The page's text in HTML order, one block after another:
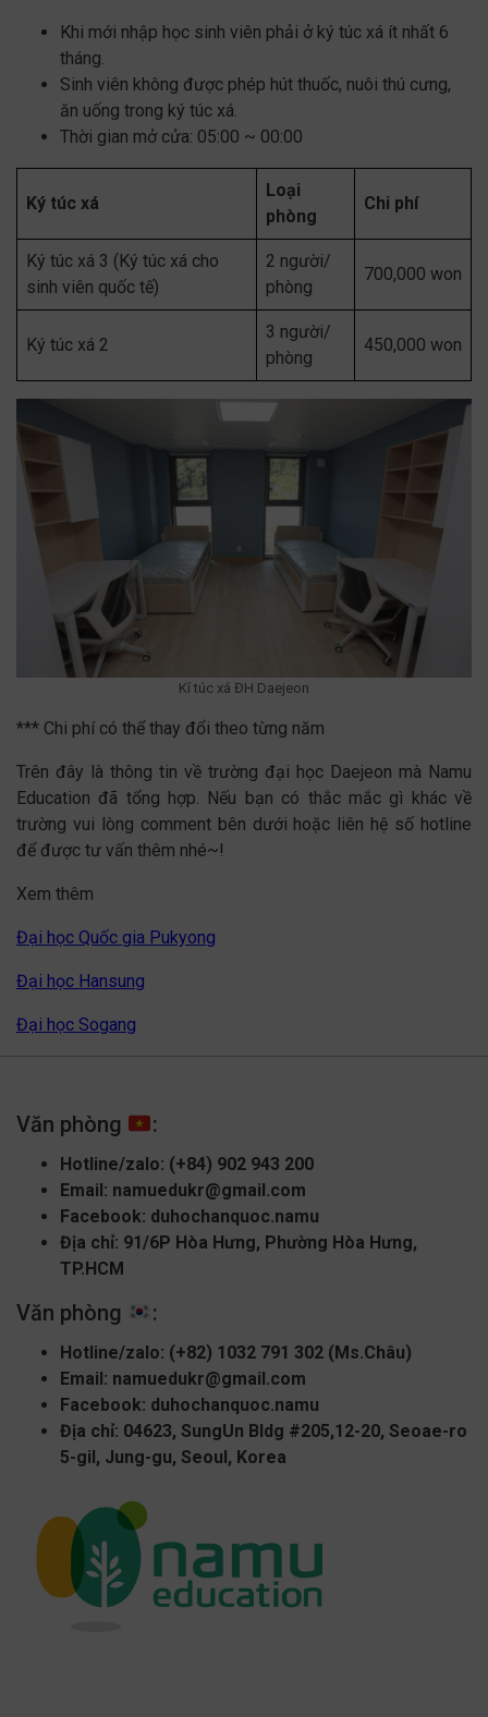
Khi mới nhập học sinh viên phải ở ký túc xá ít nhất 6
tháng.
Sinh viên không được phép hút thuốc, nuôi thú cưng,
ăn uống trong ký túc xá.
Thời gian mở cửa: 05:00 ~ 00:00
Ký túc xá
Loại
phòng
Chi phí
Ký túc xá 3 (Ký túc xá cho
sinh viên quốc tế)
2 người/
phòng
700,000 won
Ký túc xá 2
3 người/
phòng
450,000 won
Kí túc xá ĐH Daejeon
*** Chi phí có thể thay đổi theo từng năm
Trên đây là thông tin về trường đại học Daejeon mà Namu
Education đã tổng hợp. Nếu bạn có thắc mắc gì khác về
trường vui lòng comment bên dưới hoặc liên hệ số hotline
để được tư vấn thêm nhé~!
Xem thêm
Đại học Quốc gia Pukyong
Đại học Hansung
Đại học Sogang
Văn phòng :
Hotline/zalo: (+84) 902 943 200
Email: namuedukr@gmail.com
Facebook: duhochanquoc.namu
Địa chỉ: 91/6P Hòa Hưng, Phường Hòa Hưng,
TP.HCM
Văn phòng :
Hotline/zalo: (+82) 1032 791 302 (Ms.Châu)
Email: namuedukr@gmail.com
Facebook: duhochanquoc.namu
Địa chỉ: 04623, SungUn Bldg #205,12-20, Seoae-ro
5-gil, Jung-gu, Seoul, Korea